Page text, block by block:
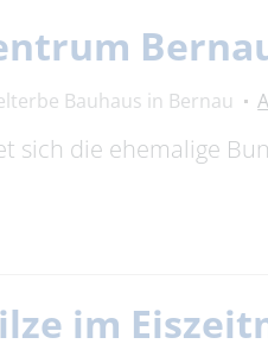
Bauhaus in Bernau
die ehemalige
im